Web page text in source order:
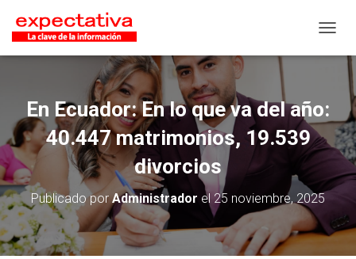
En Ecuador: En lo que va del año:
40.447 matrimonios, 19.539
divorcios
Publicado porAdministrador el25 noviembre, 2025